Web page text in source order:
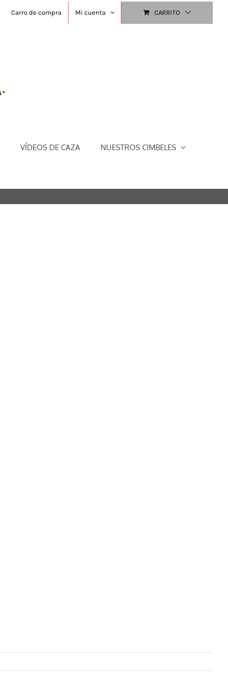
Carro de compra Mi cuenta CARRITO
VÍDEOS DE CAZA NUESTROS CIMBELES